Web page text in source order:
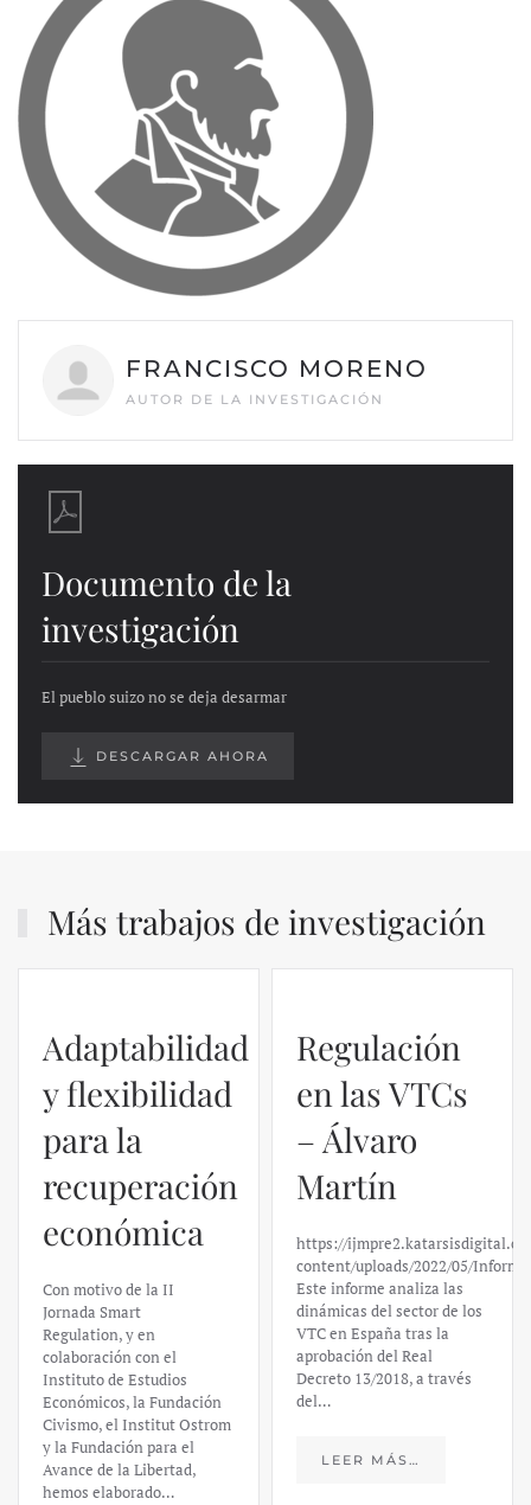
FRANCISCO MORENO
AUTOR DE LA INVESTIGACIÓN
Documento de la
investigación
El pueblo suizo no se deja desarmar
DESCARGAR AHORA
Más trabajos de investigación
Adaptabilidad
y flexibilidad
para la
recuperación
económica
Con motivo de la II
Jornada Smart
Regulation, y en
colaboración con el
Instituto de Estudios
Económicos, la Fundación
Civismo, el Institut Ostrom
y la Fundación para el
Avance de la Libertad,
hemos elaborado…
Regulación
en las VTCs
– Álvaro
Martín
https://
content/uploads/2022/05/
Este informe analiza las
dinámicas del sector de los
VTC en España tras la
aprobación del Real
Decreto 13/2018, a través
del…
LEER MÁS…